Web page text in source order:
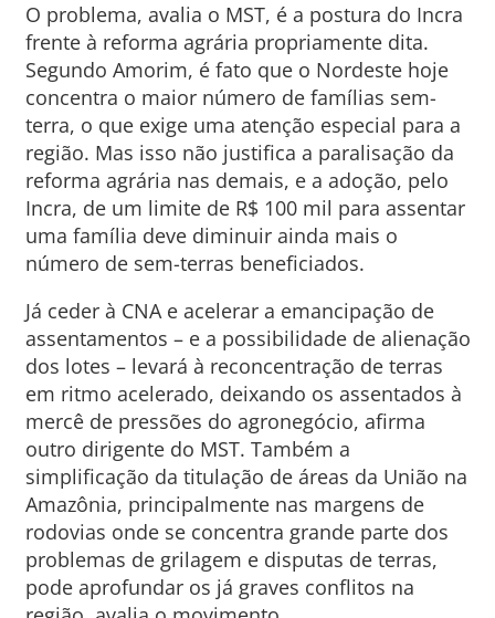
O problema, avalia o MST, é a postura do Incra
frente à reforma agrária propriamente dita.
Segundo Amorim, é fato que o Nordeste hoje
concentra o maior número de famílias sem-
terra, o que exige uma atenção especial para a
região. Mas isso não justifica a paralisação da
reforma agrária nas demais, e a adoção, pelo
Incra, de um limite de R$ 100 mil para assentar
uma família deve diminuir ainda mais o
número de sem-terras beneficiados.
Já ceder à CNA e acelerar a emancipação de
assentamentos – e a possibilidade de alienação
dos lotes – levará à reconcentração de terras
em ritmo acelerado, deixando os assentados à
mercê de pressões do agronegócio, afirma
outro dirigente do MST. Também a
simplificação da titulação de áreas da União na
Amazônia, principalmente nas margens de
rodovias onde se concentra grande parte dos
problemas de grilagem e disputas de terras,
pode aprofundar os já graves conflitos na